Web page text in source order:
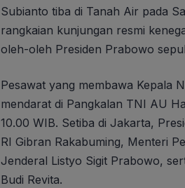
Subianto tiba di Tanah Air pada
rangkaian kunjungan resmi
oleh-oleh Presiden Prabowo
Pesawat yang membawa Kepala
mendarat di Pangkalan TNI AU
10.00 WIB. Setiba di Jakarta,
RI Gibran Rakabuming, Menteri
Jenderal Listyo Sigit Prabowo,
Budi Revita.